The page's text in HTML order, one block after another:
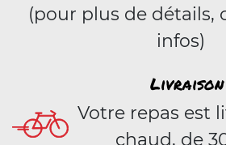
(pour plus de détails,
infos)
Votre repas est
chaud, de